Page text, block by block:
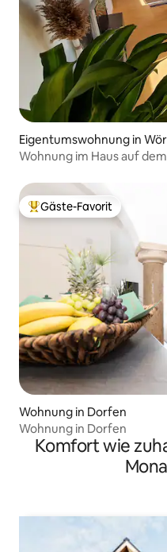
Eigentumswohnung in
Wohnung im Haus auf
Beliebter Gäste-Favorit.
Gäste-Favorit
Wohnung in Dorfen
Wohnung in Dorfen
Komfort wie